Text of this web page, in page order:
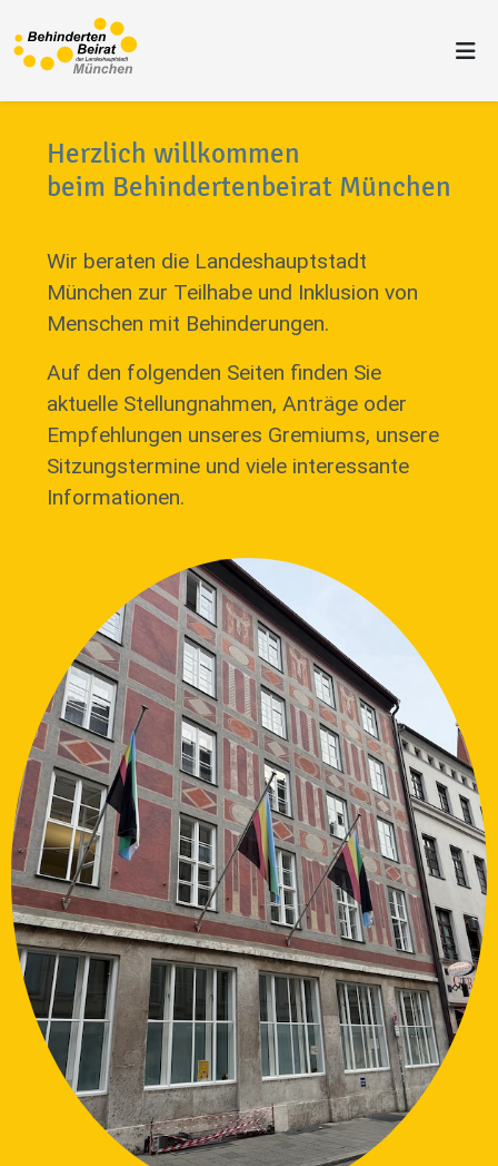
Herzlich willkommen
beim Behindertenbeirat München
Wir beraten die Landeshauptstadt
München zur Teilhabe und Inklusion von
Menschen mit Behinderungen.
Auf den folgenden Seiten finden Sie
aktuelle Stellungnahmen, Anträge oder
Empfehlungen unseres Gremiums, unsere
Sitzungstermine und viele interessante
Informationen.